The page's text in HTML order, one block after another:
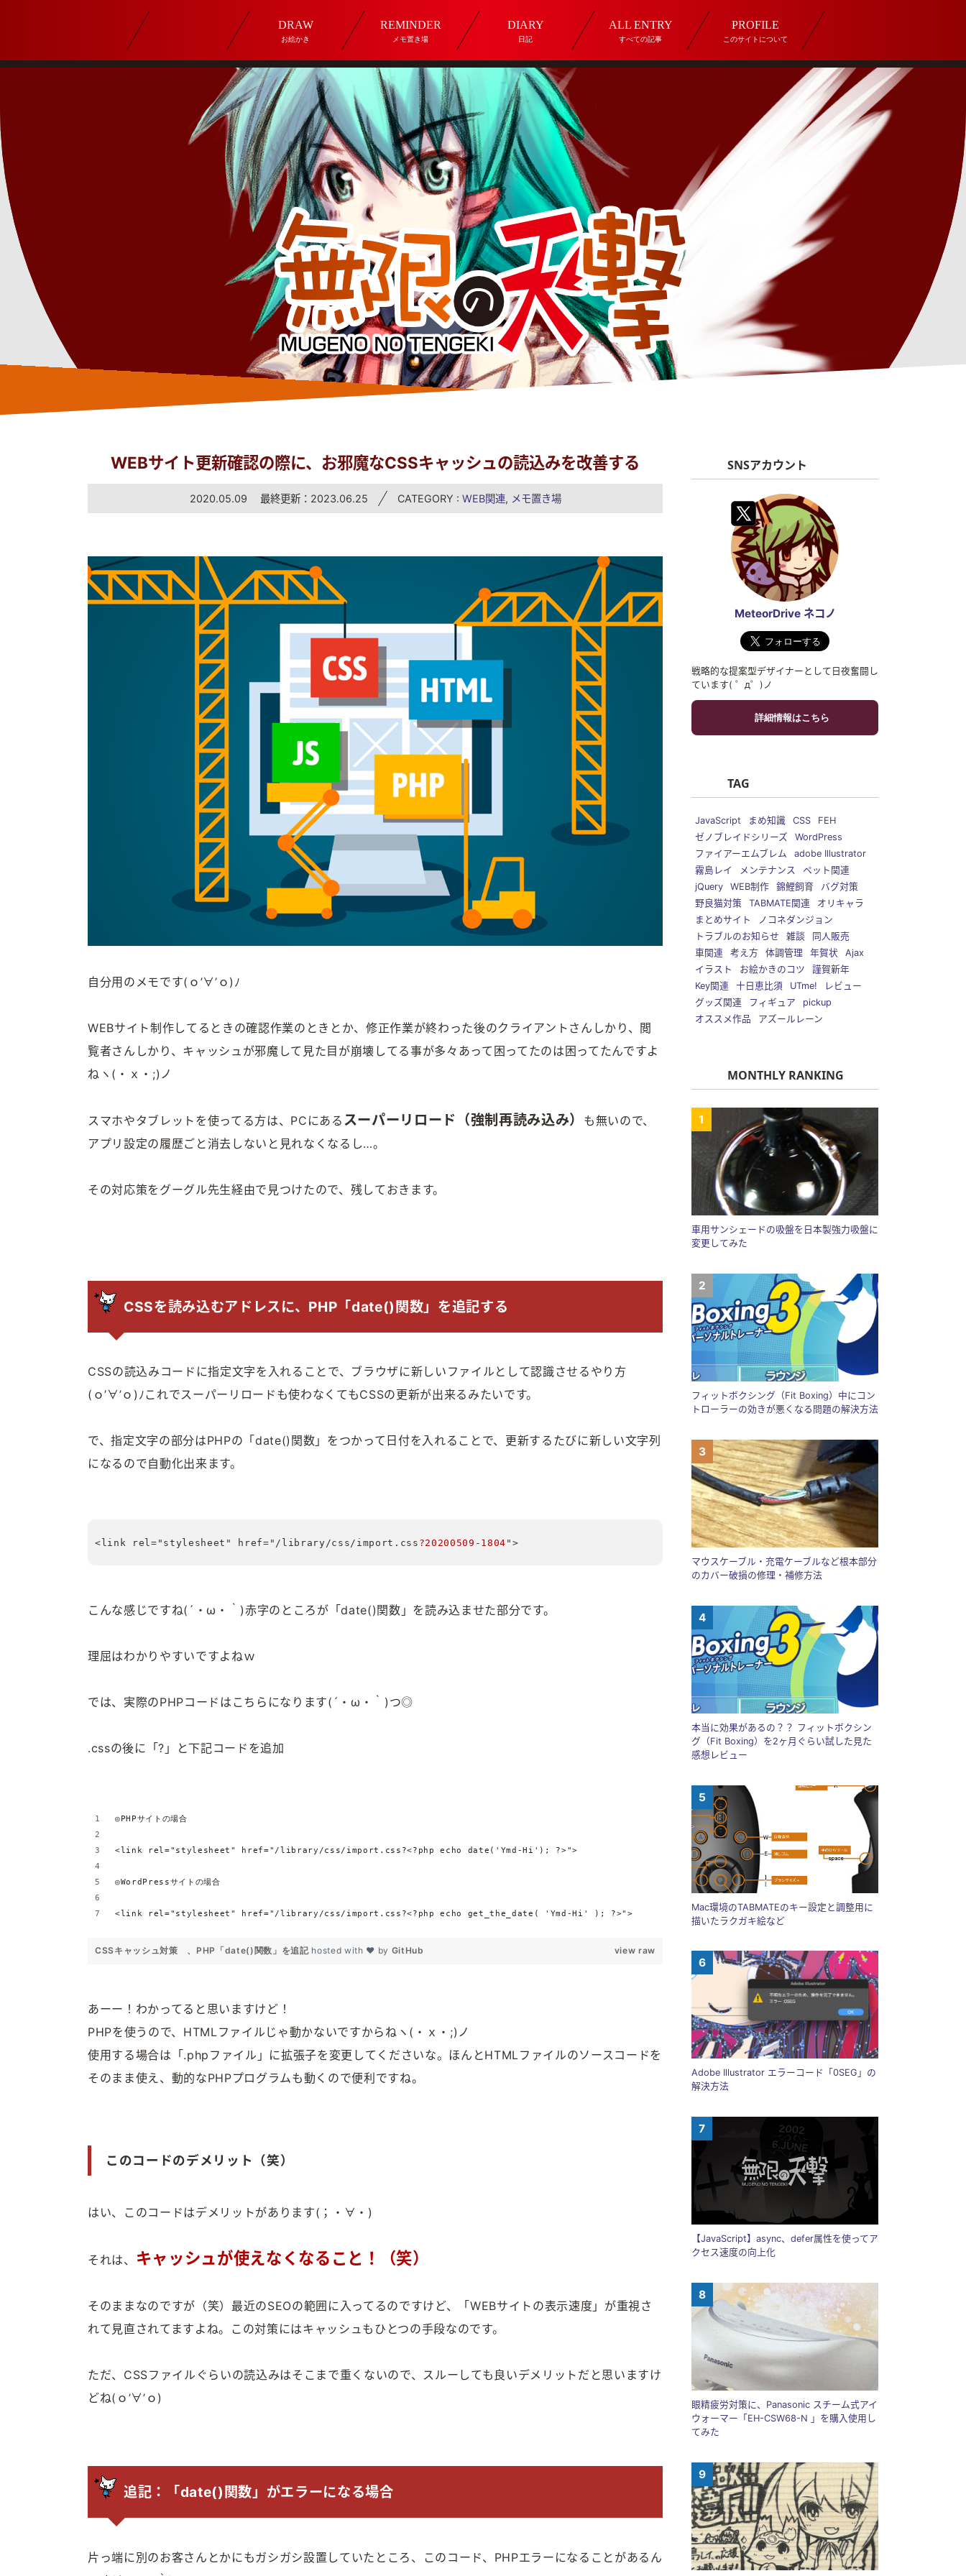
DRAW
お絵かき
REMINDER
メモ置き場
DIARY
日記
ALL ENTRY
すべての記事
PROFILE
このサイトについて
WEBサイト更新確認の際に、お邪魔なCSSキャッシュの読込みを改善する
2020.05.09 最終更新：2023.06.25 CATEGORY : WEB関連, メモ置き場
自分用のメモです(ｏ’∀’ｏ)ﾉ
WEBサイト制作してるときの確認作業のときとか、修正作業が終わった後のクライアントさんしかり、閲
覧者さんしかり、キャッシュが邪魔して見た目が崩壊してる事が多々あって困ってたのは困ってたんですよ
ねヽ(・ｘ・;)ノ
スマホやタブレットを使ってる方は、PCにある スーパーリロード（強制再読み込み）
も無いので、
アプリ設定の履歴ごと消去しないと見れなくなるし…。
その対応策をグーグル先生経由で見つけたので、残しておきます。
CSSを読み込むアドレスに、PHP「date()関数」を追記する
CSSの読込みコードに指定文字を入れることで、ブラウザに新しいファイルとして認識させるやり方
(ｏ’∀’ｏ)ﾉこれでスーパーリロードも使わなくてもCSSの更新が出来るみたいです。
で、指定文字の部分はPHPの「date()関数」をつかって日付を入れることで、更新するたびに新しい文字列
になるので自動化出来ます。
<link rel="stylesheet" href="/library/css/import.css ?20200509-1804 ">
こんな感じですね(´・ω・｀)赤字のところが「date()関数」を読み込ませた部分です。
理屈はわかりやすいですよねｗ
では、実際のPHPコードはこちらになります(´・ω・｀)つ◎
.cssの後に「?」と下記コードを追加
◎PHPサイトの場合
<link rel="stylesheet" href="/library/css/import.css?<?php echo date('Ymd-Hi'); ?>">
◎WordPressサイトの場合
<link rel="stylesheet" href="/library/css/import.css?<?php echo get_the_date( 'Ymd-Hi' ); ?>">
view raw
CSSキャッシュ対策 、PHP「date()関数」を追記 hosted with ❤ by GitHub
あーー！わかってると思いますけど！
PHPを使うので、HTMLファイルじゃ動かないですからねヽ(・ｘ・;)ノ
使用する場合は「.phpファイル」に拡張子を変更してくださいな。ほんとHTMLファイルのソースコードを
そのまま使え、動的なPHPプログラムも動くので便利ですね。
このコードのデメリット（笑）
はい、このコードはデメリットがあります(；・∀・)
それは、 キャッシュが使えなくなること！（笑）
そのままなのですが（笑）最近のSEOの範囲に入ってるのですけど、「WEBサイトの表示速度」が重視さ
れて見直されてますよね。この対策にはキャッシュもひとつの手段なのです。
ただ、CSSファイルぐらいの読込みはそこまで重くないので、スルーしても良いデメリットだと思いますけ
どね(ｏ’∀’ｏ)
追記：「date()関数」がエラーになる場合
片っ端に別のお客さんとかにもガシガシ設置していたところ、このコード、PHPエラーになることがあるん
SNSアカウント
MeteorDrive ネコノ
戦略的な提案型デザイナーとして日夜奮闘し
ています( ゜д゜)ノ
詳細情報はこちら
TAG
JavaScript まめ知識 CSS
FEH
ゼノブレイドシリーズ
WordPress
ファイアーエムブレム
adobe Illustrator
霧島レイ
メンテナンス
ペット関連
jQuery
WEB制作 錦鯉飼育
バグ対策
野良猫対策
TABMATE関連
オリキャラ
まとめサイト
ノコネダンジョン
トラブルのお知らせ
雑談
同人販売
車関連
考え方 体調管理 年賀状
Ajax
イラスト
お絵かきのコツ
謹賀新年
Key関連
十日恵比須 UTme!
レビュー
グッズ関連
フィギュア
pickup
オススメ作品
アズールレーン
MONTHLY RANKING
車用サンシェードの吸盤を日本製強力吸盤に
変更してみた
フィットボクシング（Fit Boxing）中にコン
トローラーの効きが悪くなる問題の解決方法
マウスケーブル・充電ケーブルなど根本部分
のカバー破損の修理・補修方法
本当に効果があるの？？ フィットボクシン
グ（Fit Boxing）を2ヶ月ぐらい試した見た
感想レビュー
Mac環境のTABMATEのキー設定と調整用に
描いたラクガキ絵など
Adobe Illustrator エラーコード「0SEG」の
解決方法
【JavaScript】async、defer属性を使ってア
クセス速度の向上化
眼精疲労対策に、Panasonic スチーム式アイ
ウォーマー「EH-CSW68-N 」を購入使用し
てみた